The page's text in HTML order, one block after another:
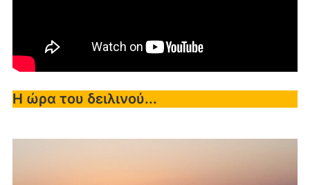
Η ώρα του δειλινού...